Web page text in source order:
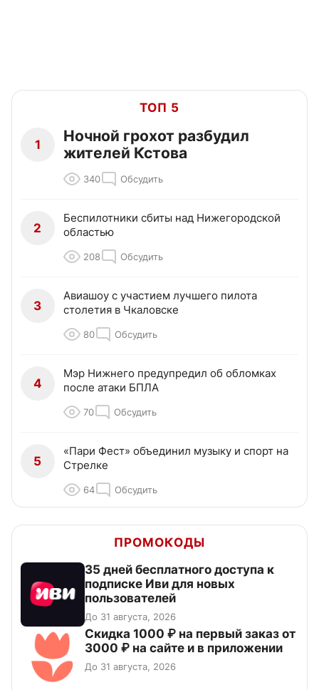
ТОП 5
1
Ночной грохот разбудил
жителей Кстова
340 Обсудить
2
Беспилотники сбиты над Нижегородской
областью
208 Обсудить
3
Авиашоу с участием лучшего пилота
столетия в Чкаловске
80 Обсудить
4
Мэр Нижнего предупредил об обломках
после атаки БПЛА
70 Обсудить
5
«Пари Фест» объединил музыку и спорт на
Стрелке
64 Обсудить
ПРОМОКОДЫ
35 дней бесплатного доступа к
подписке Иви для новых
пользователей
До 31 августа, 2026
Скидка 1000 ₽ на первый заказ от
3000 ₽ на сайте и в приложении
До 31 августа, 2026